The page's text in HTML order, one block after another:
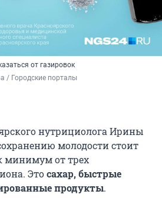
от газировок
/ Городские порталы
нутрициолога Ирины
молодости стоит
минимум от трех
Этосахар, быстрые
продукты.